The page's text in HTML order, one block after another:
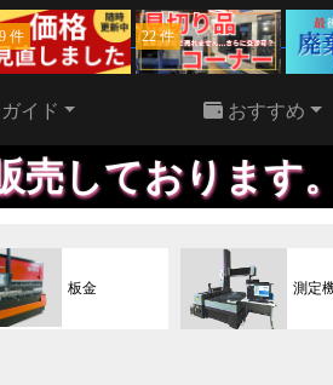
件 22 件
イド おすすめ
す。ご要望に
板金 測定